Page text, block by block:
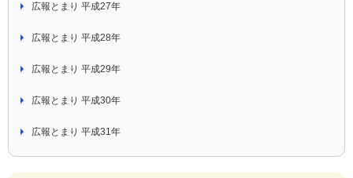
広報とまり 平成27年
広報とまり 平成28年
広報とまり 平成29年
広報とまり 平成30年
広報とまり 平成31年